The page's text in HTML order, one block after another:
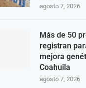
agosto 7, 2026
Más de 50
registran
mejora
Coahuila
agosto 7, 2026